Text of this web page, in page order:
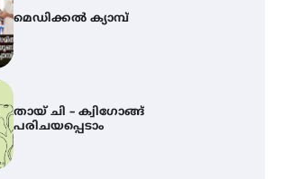
തായ് ചി – ക്വിഗോങ്ങ്
പരിചയപ്പെടാം
തേലപ്പിളളി പാറേമൽ വറീത്
തോമാസ് (69) അന്തരിച്ചു